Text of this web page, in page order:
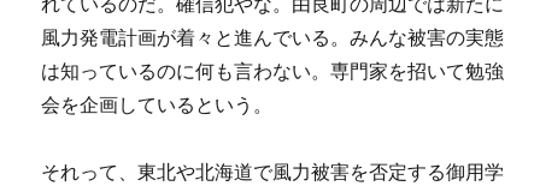
風力発電計画が着々と進んでいる。みんな被害の実態
は知っているのに何も言わない。専門家を招いて勉強
会を企画しているという。
それって、東北や北海道で風力被害を否定する御用学